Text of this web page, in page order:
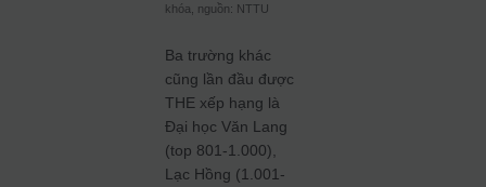
khóa, nguồn: NTTU
Ba trường khác
cũng lần đầu được
THE xếp hạng là
Đại học Văn Lang
(top 801-1.000),
Lạc Hồng (1.001-